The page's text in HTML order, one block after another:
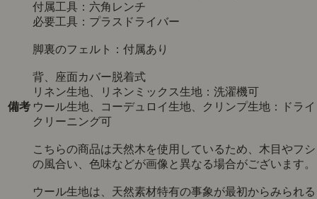
備考
付属工具：六角レンチ
必要工具：プラスドライバー
脚裏のフェルト：付属あり
背、座面カバー脱着式
リネン生地、リネンミックス生地：洗濯機可
ウール生地、コーデュロイ生地、クリンプ生地：ドライ
クリーニング可
こちらの商品は天然木を使用しているため、木目やフシ
の風合い、色味などが画像と異なる場合がございます。
ウール生地は、天然素材特有の事象が最初からみられる